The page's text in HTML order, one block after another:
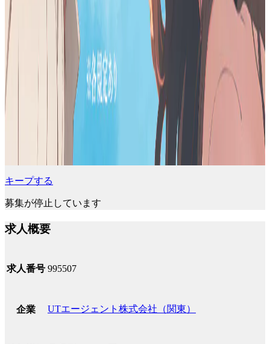
キープする
募集が停止しています
求人概要
求人番号 995507
企業 UTエージェント株式会社（関東）